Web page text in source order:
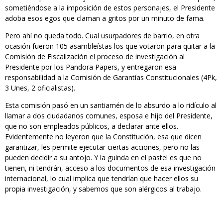
sometiéndose a la imposición de estos personajes, el Presidente
adoba esos egos que claman a gritos por un minuto de fama.
Pero ahí no queda todo. Cual usurpadores de barrio, en otra
ocasión fueron 105 asambleístas los que votaron para quitar a la
Comisión de Fiscalización el proceso de investigación al
Presidente por los Pandora Papers, y entregaron esa
responsabilidad a la Comisión de Garantías Constitucionales (4Pk,
3 Unes, 2 oficialistas).
Esta comisión pasó en un santiamén de lo absurdo a lo ridículo al
llamar a dos ciudadanos comunes, esposa e hijo del Presidente,
que no son empleados públicos, a declarar ante ellos.
Evidentemente no leyeron que la Constitución, esa que dicen
garantizar, les permite ejecutar ciertas acciones, pero no las
pueden decidir a su antojo. Y la guinda en el pastel es que no
tienen, ni tendrán, acceso a los documentos de esa investigación
internacional, lo cual implica que tendrían que hacer ellos su
propia investigación, y sabemos que son alérgicos al trabajo.